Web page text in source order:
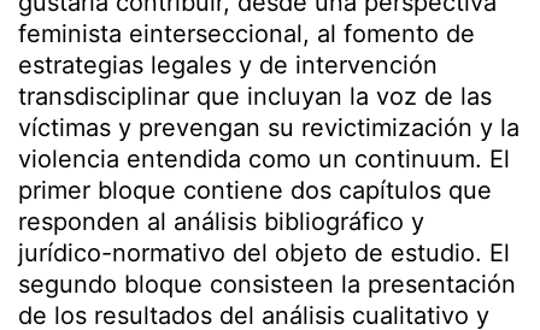
feminista einterseccional, al fomento de
estrategias legales y de intervención
transdisciplinar que incluyan la voz de las
víctimas y prevengan su revictimización y la
violencia entendida como un continuum. El
primer bloque contiene dos capítulos que
responden al análisis bibliográfico y
jurídico-normativo del objeto de estudio. El
segundo bloque consisteen la presentación
de los resultados del análisis cualitativo y